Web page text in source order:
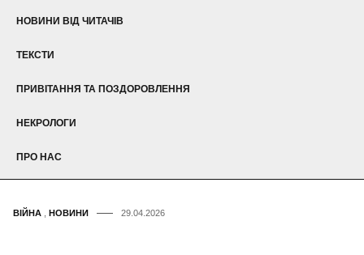
НОВИНИ ВІД ЧИТАЧІВ
ТЕКСТИ
ПРИВІТАННЯ ТА ПОЗДОРОВЛЕННЯ
НЕКРОЛОГИ
ПРО НАС
ВІЙНА НОВИНИ 29.04.2026